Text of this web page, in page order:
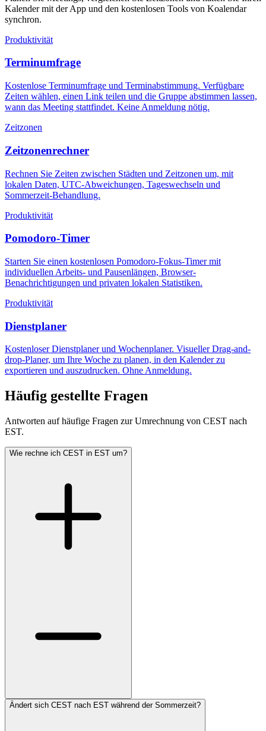
Kalender mit der App und den kostenlosen Tools von Koalendar
synchron.
Produktivität
Terminumfrage
Kostenlose Terminumfrage und Terminabstimmung. Verfügbare
Zeiten wählen, einen Link teilen und die Gruppe abstimmen lassen,
wann das Meeting stattfindet. Keine Anmeldung nötig.
Zeitzonen
Zeitzonenrechner
Rechnen Sie Zeiten zwischen Städten und Zeitzonen um, mit
lokalen Daten, UTC-Abweichungen, Tageswechseln und
Sommerzeit-Behandlung.
Produktivität
Pomodoro-Timer
Starten Sie einen kostenlosen Pomodoro-Fokus-Timer mit
individuellen Arbeits- und Pausenlängen, Browser-
Benachrichtigungen und privaten lokalen Statistiken.
Produktivität
Dienstplaner
Kostenloser Dienstplaner und Wochenplaner. Visueller Drag-and-
drop-Planer, um Ihre Woche zu planen, in den Kalender zu
exportieren und auszudrucken. Ohne Anmeldung.
Häufig gestellte Fragen
Antworten auf häufige Fragen zur Umrechnung von CEST nach
EST.
Wie rechne ich CEST in EST um?
Ändert sich CEST nach EST während der Sommerzeit?